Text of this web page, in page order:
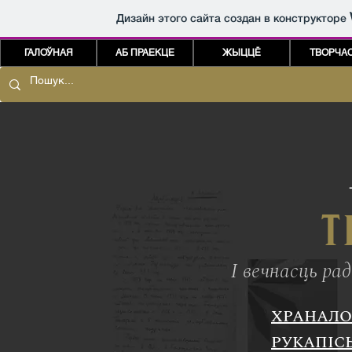
Дизайн этого сайта создан в конструкторе
ГАЛОЎНАЯ АБ ПРАЕКЦЕ ЖЫЦЦЁ
І вечнасць